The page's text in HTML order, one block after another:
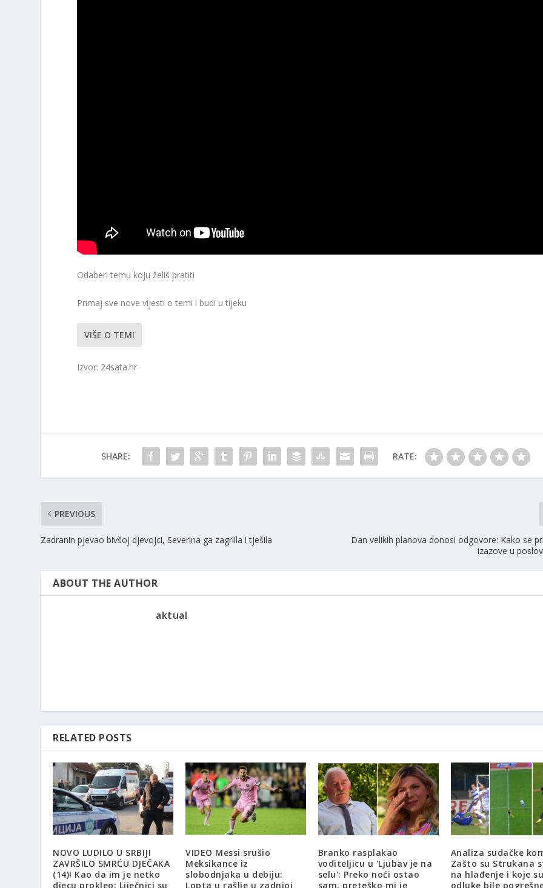
Odaberi temu koju želiš pratiti
Primaj sve nove vijesti o temi i budi u tijeku
VIŠE O TEMI
Izvor: 24sata.hr
SHARE: RATE:
PREVIOUS
Zadranin pjevao bivšoj djevojci, Severina ga zagrlila i tješila
Dan velikih planova donosi odgovore: Kako se
izazove u
ABOUT THE AUTHOR
aktual
RELATED POSTS
NOVO LUDILO U SRBIJI
ZAVRŠILO SMRĆU DJEČAKA
(14)! Kao da im je netko
djecu prokleo: Liječnici su
VIDEO Messi srušio
Meksikance iz
slobodnjaka u debiju:
Lopta u rašlje u zadnjoj
Branko rasplakao
voditeljicu u 'Ljubav je na
selu': Preko noći ostao
sam, preteško mi je
Analiza sudačke
Zašto su Strukana
na hlađenje i koje
odluke bile